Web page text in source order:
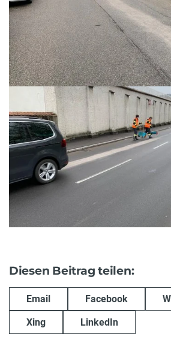
Diesen Beitrag teilen:
Email Facebook
Xing LinkedIn